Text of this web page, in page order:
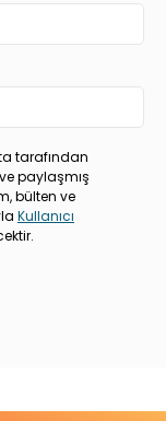
tarafından
paylaşmış
bülten ve
Kullanıcı